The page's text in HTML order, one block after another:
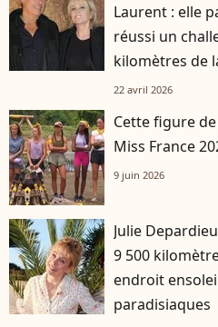
Laurent : elle
réussi un
kilomètres de
22 avril 2026
Cette figure
Miss France
9 juin 2026
Julie
9 500
endroit
paradisiaques